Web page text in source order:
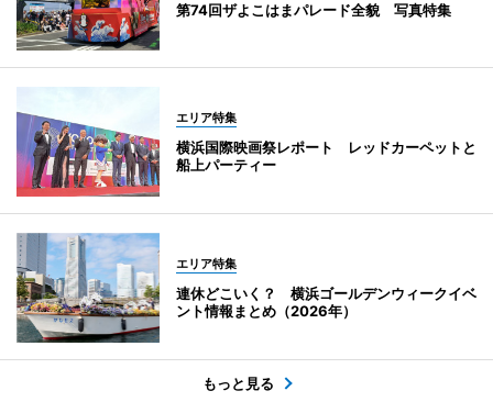
第74回ザよこはまパレード全貌 写真特集
エリア特集
横浜国際映画祭レポート レッドカーペットと
船上パーティー
エリア特集
連休どこいく？ 横浜ゴールデンウィークイベ
ント情報まとめ（2026年）
もっと見る